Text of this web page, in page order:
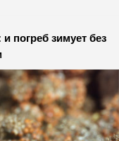
погреб зимует без